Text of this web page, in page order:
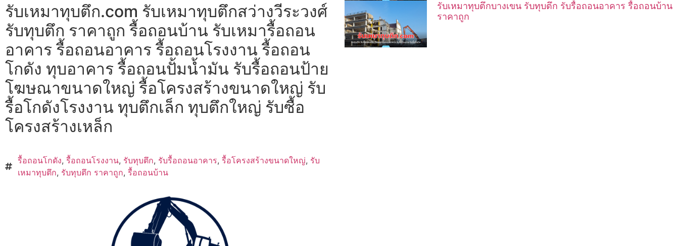
รับเหมาทุบตึก.com รับเหมาทุบตึกสว่างวีระวงศ์
รับทุบตึก ราคาถูก รื้อถอนบ้าน รับเหมารื้อถอน
อาคาร รื้อถอนอาคาร รื้อถอนโรงงาน รื้อถอน
โกดัง ทุบอาคาร รื้อถอนปั้มน้ำมัน รับรื้อถอนป้าย
โฆษณาขนาดใหญ่ รื้อโครงสร้างขนาดใหญ่ รับ
รื้อโกดังโรงงาน ทุบตึกเล็ก ทุบตึกใหญ่ รับซื้อ
โครงสร้างเหล็ก
รื้อถอนโกดัง, รื้อถอนโรงงาน, รับทุบตึก, รับรื้อถอนอาคาร, รื้อโครงสร้างขนาดใหญ่, รับ
เหมาทุบตึก, รับทุบตึก ราคาถูก, รื้อถอนบ้าน
รับเหมาทุบตึกบางเขน รับทุบตึก รับรื้อถอนอาคาร รื้อถอนบ้าน
ราคาถูก